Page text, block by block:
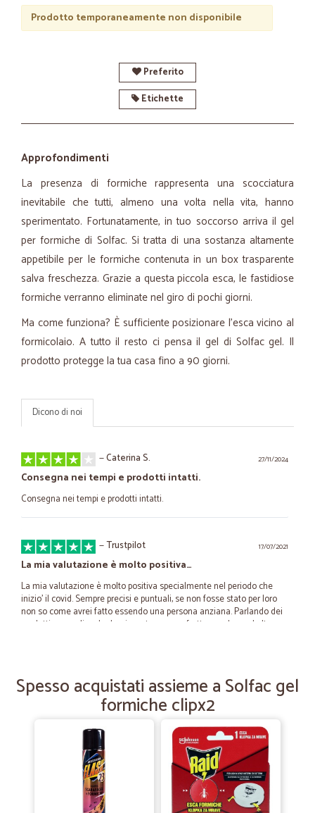
Prodotto temporaneamente non disponibile
Preferito
Etichette
Approfondimenti
La presenza di formiche rappresenta una scocciatura
inevitabile che tutti, almeno una volta nella vita, hanno
sperimentato. Fortunatamente, in tuo soccorso arriva il gel
per formiche di Solfac. Si tratta di una sostanza altamente
appetibile per le formiche contenuta in un box trasparente
salva freschezza. Grazie a questa piccola esca, le fastidiose
formiche verranno eliminate nel giro di pochi giorni.
Ma come funziona? È sufficiente posizionare l’esca vicino al
formicolaio. A tutto il resto ci pensa il gel di Solfac gel. Il
prodotto protegge la tua casa fino a 90 giorni.
Dicono di noi
27/11/2024
—Caterina S.
Consegna nei tempi e prodotti intatti.
Consegna nei tempi e prodotti intatti.
17/07/2021
—Trustpilot
La mia valutazione è molto positiva…
La mia valutazione è molto positiva specialmente nel periodo che
inizio' il covid. Sempre precisi e puntuali, se non fosse stato per loro
non so come avrei fatto essendo una persona anziana. Parlando dei
prodotti posso dire che ho ricevuto sempre frutta , verdura ed altre
Consegna nei tempi previsti con il…
Consegna nei tempi previsti con il corriere BRT. 5 stelle pienamente
meritati al corriere,
Spesso acquistati assieme a Solfac gel
formiche clipx2